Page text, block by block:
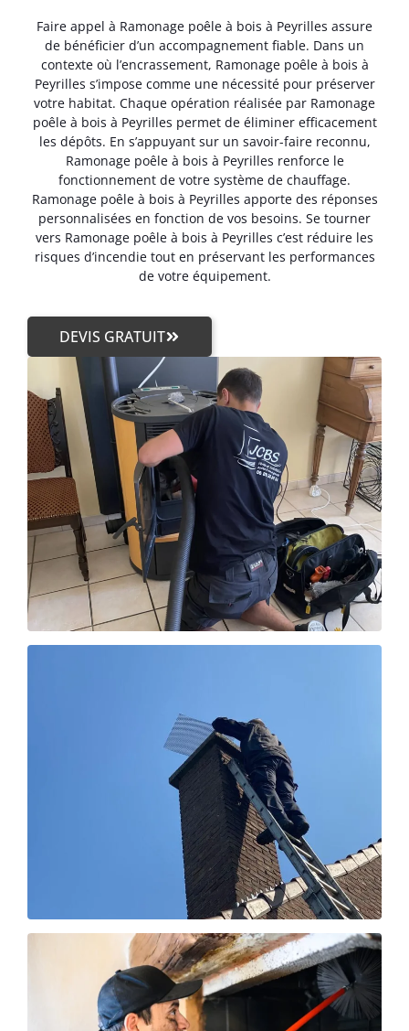
Faire appel à Ramonage poêle à bois à Peyrilles assure
de bénéficier d’un accompagnement fiable. Dans un
contexte où l’encrassement, Ramonage poêle à bois à
Peyrilles s’impose comme une nécessité pour préserver
votre habitat. Chaque opération réalisée par Ramonage
poêle à bois à Peyrilles permet de éliminer efficacement
les dépôts. En s’appuyant sur un savoir-faire reconnu,
Ramonage poêle à bois à Peyrilles renforce le
fonctionnement de votre système de chauffage.
Ramonage poêle à bois à Peyrilles apporte des réponses
personnalisées en fonction de vos besoins. Se tourner
vers Ramonage poêle à bois à Peyrilles c’est réduire les
risques d’incendie tout en préservant les performances
de votre équipement.
DEVIS GRATUIT